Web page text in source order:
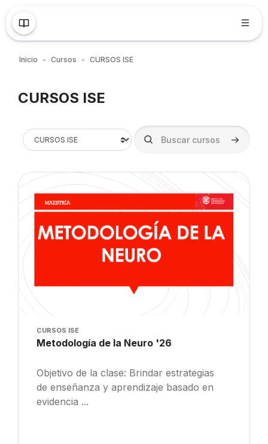
Inicio Cursos CURSOS ISE
Bloques
CURSOS ISE
Bloques
Categorías
Buscar cursos Buscar
Imagen del curso" Metodología de la Neuro '26
Imagen del curso
CURSOS ISE
Nombre del curso
Metodología de la Neuro '26
Objetivo de la clase: Brindar estrategias
de enseñanza y aprendizaje basado en
evidencia ...